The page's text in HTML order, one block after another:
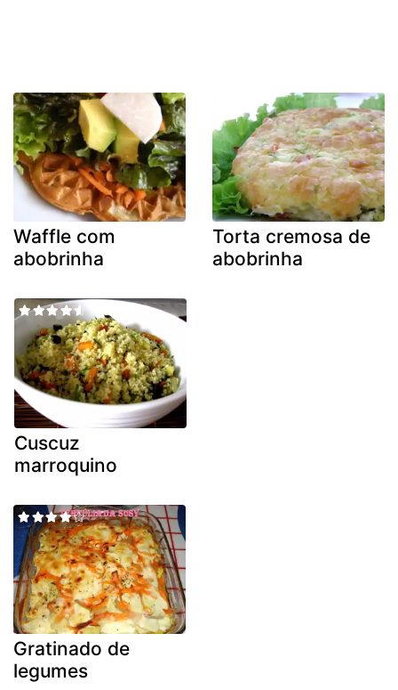
Waffle com
abobrinha
Torta cremosa de
abobrinha
Cuscuz
marroquino
Gratinado de
legumes